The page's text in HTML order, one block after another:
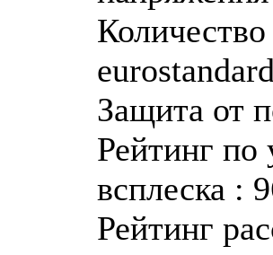
Защита от
Рейтинг
всплеска :
Рейтинг